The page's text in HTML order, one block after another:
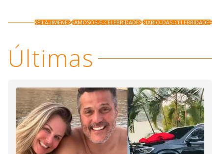
KEILA-JIMENEZFAMOSOS-E-CELEBRIDADESDIARIO-DAS-CELEBRIDADES
Últimas